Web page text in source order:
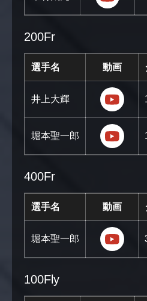
200Fr
選手名 動画
井上大輝
堀本聖一郎
400Fr
選手名 動画
堀本聖一郎
100Fly